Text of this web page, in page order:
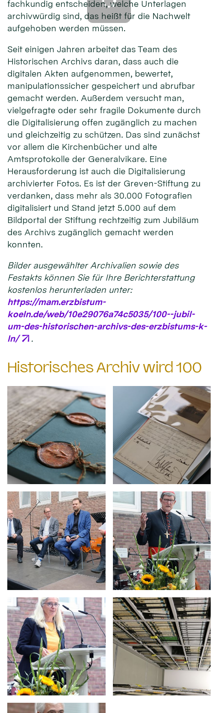
fachkundig entscheiden, welche Unterlagen
archivwürdig sind, das heißt für die Nachwelt
aufgehoben werden müssen.
Seit einigen Jahren arbeitet das Team des
Historischen Archivs daran, dass auch die
digitalen Akten aufgenommen, bewertet,
manipulationssicher gespeichert und abrufbar
gemacht werden. Außerdem versucht man,
vielgefragte oder sehr fragile Dokumente durch
die Digitalisierung offen zugänglich zu machen
und gleichzeitig zu schützen. Das sind zunächst
vor allem die Kirchenbücher und alte
Amtsprotokolle der Generalvikare. Eine
Herausforderung ist auch die Digitalisierung
archivierter Fotos. Es ist der Greven-Stiftung zu
verdanken, dass mehr als 30.000 Fotografien
digitalisiert und Stand jetzt 5.000 auf dem
Bildportal der Stiftung rechtzeitig zum Jubiläum
des Archivs zugänglich gemacht werden
konnten.
Bilder ausgewählter Archivalien sowie des
Festakts können Sie für Ihre Berichterstattung
kostenlos herunterladen unter:
https://mam.erzbistum-
koeln.de/web/10e29076a74c5035/100--jubil-
um-des-historischen-archivs-des-erzbistums-k-
ln/
.
Historisches Archiv wird 100